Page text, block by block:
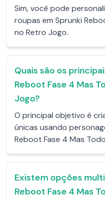
Sim, você pode
roupas em Sprunki
no Retro Jogo.
Quais são os
Reboot Fase 4 Mas
Jogo?
O principal objetivo é
únicas usando
Reboot Fase 4 Mas
Existem opções
Reboot Fase 4 Mas